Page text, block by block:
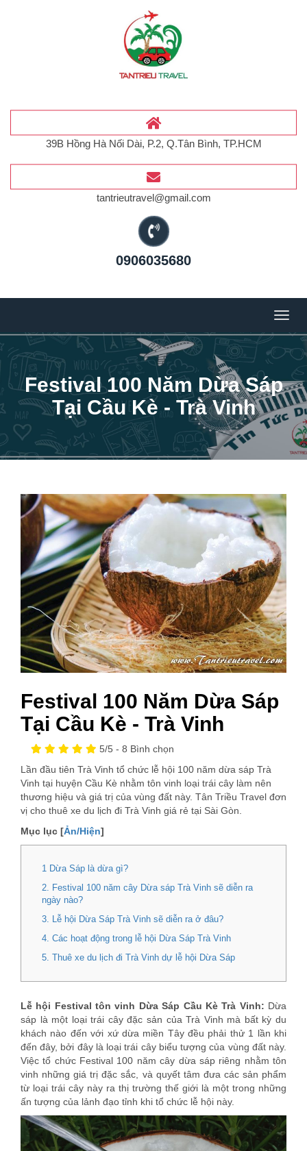
39B Hồng Hà Nối Dài, P.2, Q.Tân Bình, TP.HCM
tantrieutravel@gmail.com
0906035680
Menu
Festival 100 Năm Dừa Sáp
Tại Cầu Kè - Trà Vinh
Festival 100 Năm Dừa Sáp
Tại Cầu Kè - Trà Vinh
5/5 - 8 Bình chọn
Lần đầu tiên Trà Vinh tổ chức lễ hội 100 năm dừa sáp Trà
Vinh tại huyện Cầu Kè nhằm tôn vinh loại trái cây làm nên
thương hiệu và giá trị của vùng đất này. Tân Triều Travel đơn
vị cho thuê xe du lịch đi Trà Vinh giá rẻ tại Sài Gòn.
Mục lục [Ản/Hiện]
1 Dừa Sáp là dừa gì?
2. Festival 100 năm cây Dừa sáp Trà Vinh sẽ diễn ra
ngày nào?
3. Lễ hội Dừa Sáp Trà Vinh sẽ diễn ra ở đâu?
4. Các hoạt động trong lễ hội Dừa Sáp Trà Vinh
5. Thuê xe du lịch đi Trà Vinh dự lễ hội Dừa Sáp
Lễ hội Festival tôn vinh Dừa Sáp Cầu Kè Trà Vinh: Dừa
sáp là một loại trái cây đặc sản của Trà Vinh mà bất kỳ du
khách nào đến với xứ dừa miền Tây đều phải thử 1 lần khi
đến đây, bởi đây là loại trái cây biểu tượng của vùng đất này.
Việc tổ chức Festival 100 năm cây dừa sáp riêng nhằm tôn
vinh những giá trị đặc sắc, và quyết tâm đưa các sản phẩm
từ loại trái cây này ra thị trường thế giới là một trong những
ấn tượng của lảnh đạo tỉnh khi tổ chức lễ hội này.